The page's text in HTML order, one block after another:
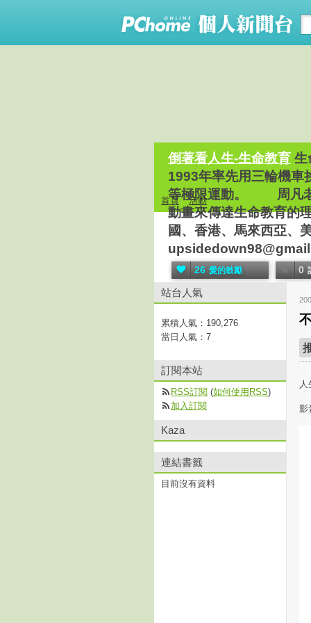
倒著看人生-生命教育 生
1993年率先用三輪機車
等極限運動。 周凡老
動畫來傳達生命教育的
國、香港、馬來西亞、
26 愛的鼓勵 0
首頁 活動
影
站台人氣
累積人氣： 190,276
當日人氣： 7
訂閱本站
RSS訂閱 (如何使用RSS)
加入訂閱
Kaza
連結書籤
目前沒有資料